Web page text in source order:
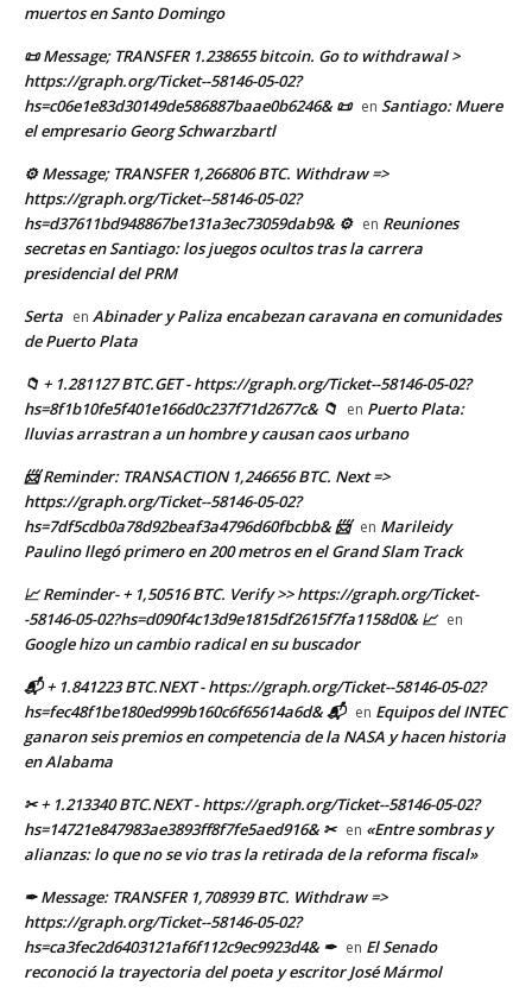
muertos en Santo Domingo
📜 Message; TRANSFER 1.238655 bitcoin. Go to withdrawal >
https://graph.org/Ticket--58146-05-02?
hs=c06e1e83d30149de586887baae0b6246& 📜 en Santiago: Muere
el empresario Georg Schwarzbartl
⚙ Message; TRANSFER 1,266806 BTC. Withdraw =>
https://graph.org/Ticket--58146-05-02?
hs=d37611bd948867be131a3ec73059dab9& ⚙ en Reuniones
secretas en Santiago: los juegos ocultos tras la carrera
presidencial del PRM
Serta en Abinader y Paliza encabezan caravana en comunidades
de Puerto Plata
📁 + 1.281127 BTC.GET - https://graph.org/Ticket--58146-05-02?
hs=8f1b10fe5f401e166d0c237f71d2677c& 📁 en Puerto Plata:
lluvias arrastran a un hombre y causan caos urbano
📨 Reminder: TRANSACTION 1,246656 BTC. Next =>
https://graph.org/Ticket--58146-05-02?
hs=7df5cdb0a78d92beaf3a4796d60fbcbb& 📨 en Marileidy
Paulino llegó primero en 200 metros en el Grand Slam Track
📈 Reminder- + 1,50516 BTC. Verify >> https://graph.org/Ticket-
-58146-05-02?hs=d090f4c13d9e1815df2615f7fa1158d0& 📈 en
Google hizo un cambio radical en su buscador
📬 + 1.841223 BTC.NEXT - https://graph.org/Ticket--58146-05-02?
hs=fec48f1be180ed999b160c6f65614a6d& 📬 en Equipos del INTEC
ganaron seis premios en competencia de la NASA y hacen historia
en Alabama
✂ + 1.213340 BTC.NEXT - https://graph.org/Ticket--58146-05-02?
hs=14721e847983ae3893ff8f7fe5aed916& ✂ en «Entre sombras y
alianzas: lo que no se vio tras la retirada de la reforma fiscal»
✒ Message: TRANSFER 1,708939 BTC. Withdraw =>
https://graph.org/Ticket--58146-05-02?
hs=ca3fec2d6403121af6f112c9ec9923d4& ✒ en El Senado
reconoció la trayectoria del poeta y escritor José Mármol